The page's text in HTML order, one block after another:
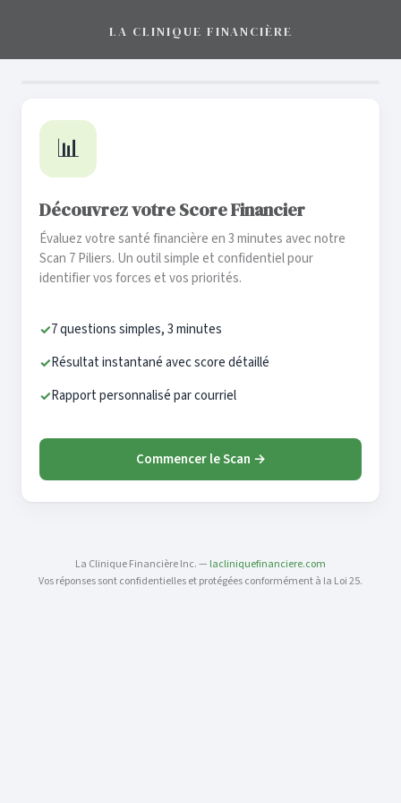
LA CLINIQUE FINANCIÈRE
📊
Découvrez votre Score Financier
Évaluez votre santé financière en 3 minutes avec notre
Scan 7 Piliers. Un outil simple et confidentiel pour
identifier vos forces et vos priorités.
✓7 questions simples, 3 minutes
✓Résultat instantané avec score détaillé
✓Rapport personnalisé par courriel
Commencer le Scan →
La Clinique Financière Inc. — lacliniquefinanciere.com
Vos réponses sont confidentielles et protégées conformément à la Loi 25.